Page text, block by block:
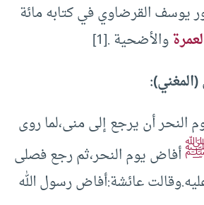
يوسف القرضاوي في كتابه مائة
والأضحية .[1]
النحر أن يرجع إلى منى،لما روى
أفاض يوم النحر،ثم رجع فصلى
عائشة:أفاض رسول الله